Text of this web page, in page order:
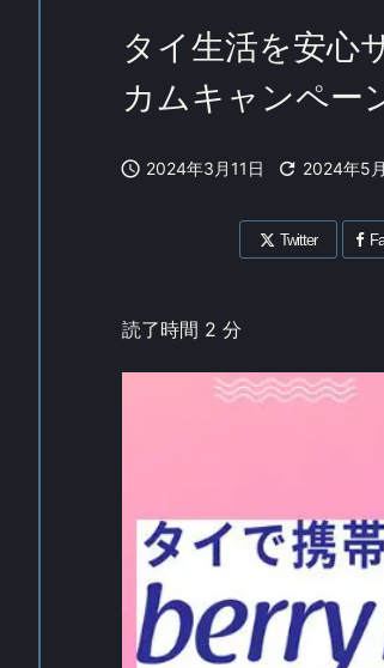
タイ生活を安心
カムキャンペー
 2024年3月11日  2024年5
Twitter
読了時間 2 分